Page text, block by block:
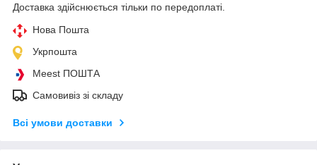
Доставка здійснюється тільки по передоплаті.
Нова Пошта
Укрпошта
Meest ПОШТА
Самовивіз зі складу
Всі умови доставки